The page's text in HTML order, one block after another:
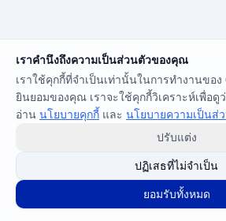
เราคำนึงถึงความเป็นส่วนตัวของคุณ
เราใช้คุกกี้ที่จำเป็นเท่านั้นในการทำงานขอ
ยินยอมของคุณ เราจะใช้คุกกี้วิเคราะห์เพื่อดู
อ่าน นโยบายคุกกี้ และ นโยบายความเป็นส่
ปรับแต่ง
ปฏิเสธที่ไม่จำเป็น
ยอมรับทั้งหมด